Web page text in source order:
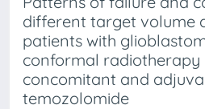
different target volume
patients with
conformal radiotherapy
concomitant and
temozolomide